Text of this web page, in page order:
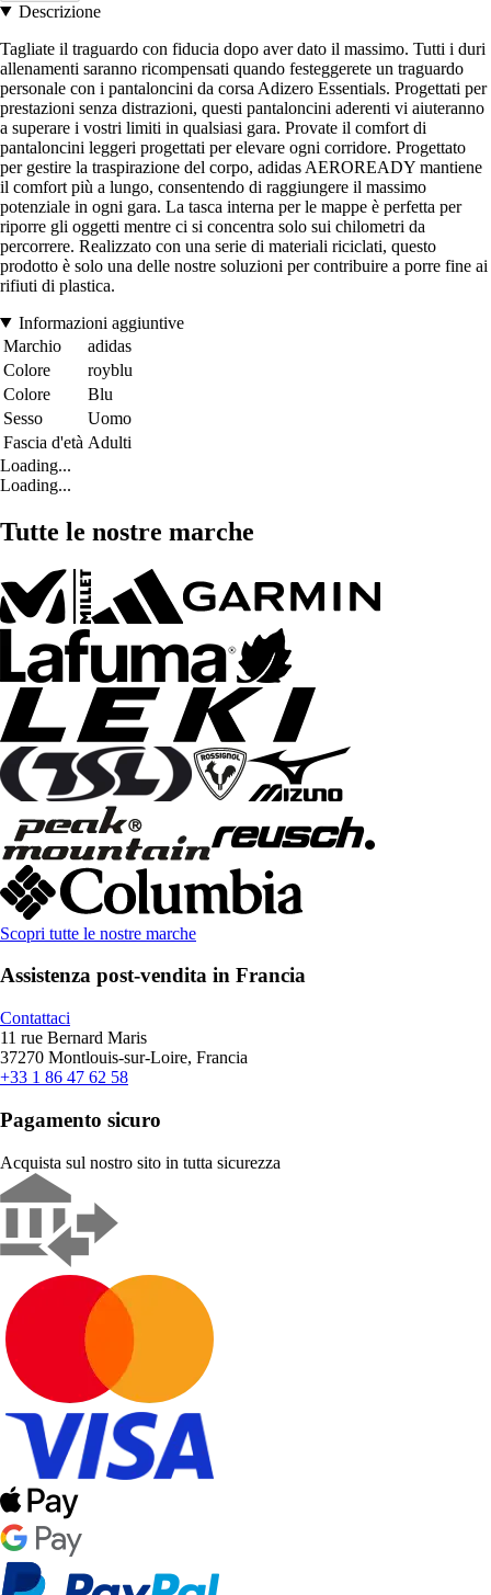
Descrizione
Tagliate il traguardo con fiducia dopo aver dato il massimo. Tutti i duri
allenamenti saranno ricompensati quando festeggerete un traguardo
personale con i pantaloncini da corsa Adizero Essentials. Progettati per
prestazioni senza distrazioni, questi pantaloncini aderenti vi aiuteranno
a superare i vostri limiti in qualsiasi gara. Provate il comfort di
pantaloncini leggeri progettati per elevare ogni corridore. Progettato
per gestire la traspirazione del corpo, adidas AEROREADY mantiene
il comfort più a lungo, consentendo di raggiungere il massimo
potenziale in ogni gara. La tasca interna per le mappe è perfetta per
riporre gli oggetti mentre ci si concentra solo sui chilometri da
percorrere. Realizzato con una serie di materiali riciclati, questo
prodotto è solo una delle nostre soluzioni per contribuire a porre fine ai
rifiuti di plastica.
Informazioni aggiuntive
Marchio
adidas
Colore
royblu
Colore
Blu
Sesso
Uomo
Fascia d'età Adulti
Loading...
Loading...
Tutte le nostre marche
Scopri tutte le nostre marche
Assistenza post-vendita in Francia
Contattaci
11 rue Bernard Maris
37270 Montlouis-sur-Loire, Francia
+33 1 86 47 62 58
Pagamento sicuro
Acquista sul nostro sito in tutta sicurezza